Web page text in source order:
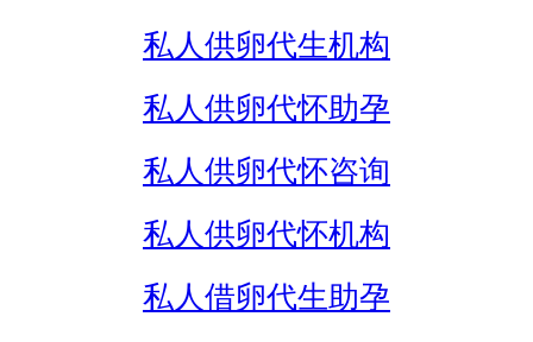
私人供卵代生机构
私人供卵代怀助孕
私人供卵代怀咨询
私人供卵代怀机构
私人借卵代生助孕